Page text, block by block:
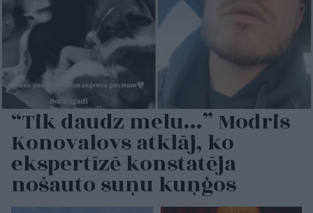
“Tik daudz melu…” Modris
Konovalovs atklāj, ko
ekspertīzē konstatēja
nošauto suņu kuņģos